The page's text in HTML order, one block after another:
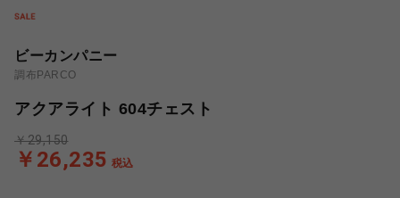
ビーカンパニー
調布PARCO
アクアライト 604チェスト
￥26,235 税込
￥29,150